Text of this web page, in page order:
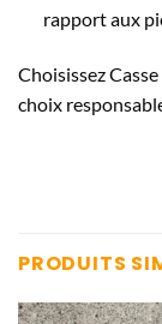
rapport aux
Choisissez
choix
PRODUITS